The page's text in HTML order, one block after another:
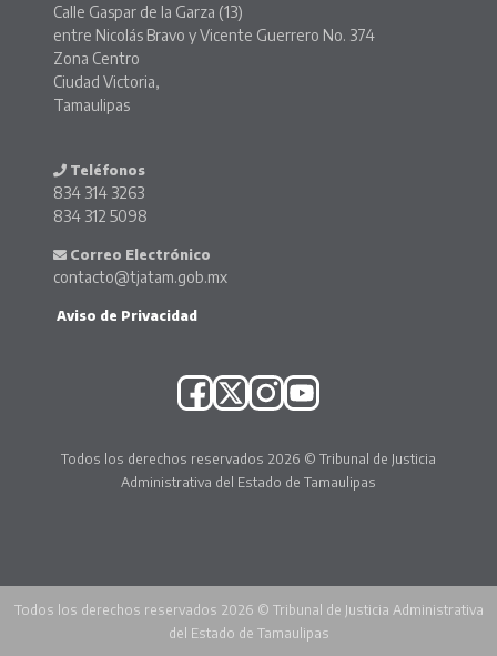
Calle Gaspar de la Garza (13)
entre Nicolás Bravo y Vicente Guerrero No. 374
Zona Centro
Ciudad Victoria,
Tamaulipas
Teléfonos
834 314 3263
834 312 5098
Correo Electrónico
contacto@tjatam.gob.mx
Aviso de Privacidad
Todos los derechos reservados 2026 © Tribunal de Justicia
Administrativa del Estado de Tamaulipas
Todos los derechos reservados 2026 © Tribunal de Justicia Administrativa
del Estado de Tamaulipas